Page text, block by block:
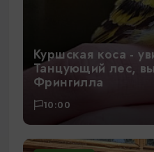
Куршская коса -
Танцующий лес,
Фрингилла
10:00